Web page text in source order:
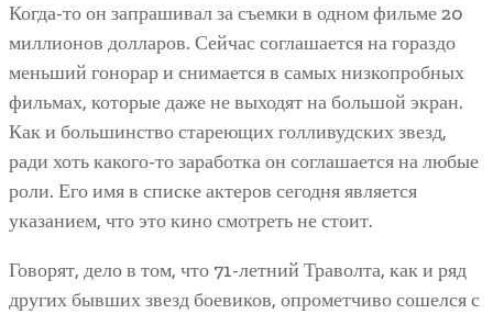
Когда-то он запрашивал за съемки в одном фильме 20
миллионов долларов. Сейчас соглашается на гораздо
меньший гонорар и снимается в самых низкопробных
фильмах, которые даже не выходят на большой экран.
Как и большинство стареющих голливудских звезд,
ради хоть какого-то заработка он соглашается на любые
роли. Его имя в списке актеров сегодня является
указанием, что это кино смотреть не стоит.
Говорят, дело в том, что 71-летний Траволта, как и ряд
других бывших звезд боевиков, опрометчиво сошелся с